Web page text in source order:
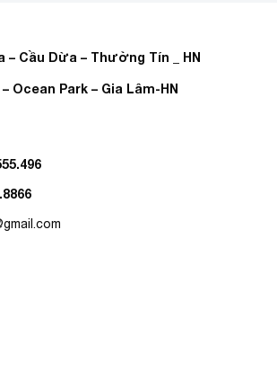
– Cầu Dừa – Thường Tín _ HN
Ocean Park – Gia Lâm-HN